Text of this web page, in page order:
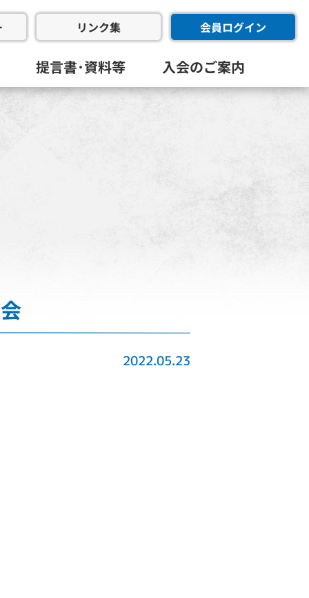
リンク集 会員ログイン
提言書･資料等 入会のご案内
2022.05.23